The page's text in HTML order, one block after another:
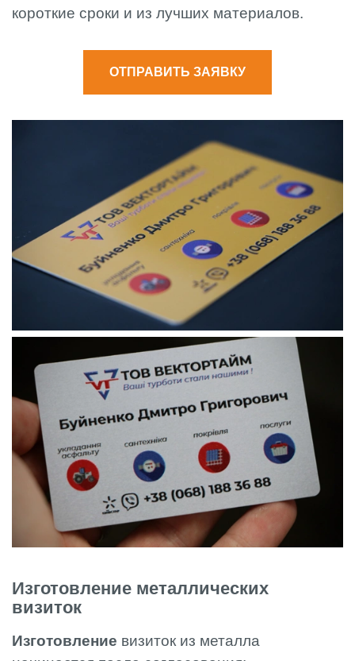
короткие сроки и из лучших материалов.
ОТПРАВИТЬ ЗАЯВКУ
Изготовление металлических
визиток
Изготовление визиток из металла